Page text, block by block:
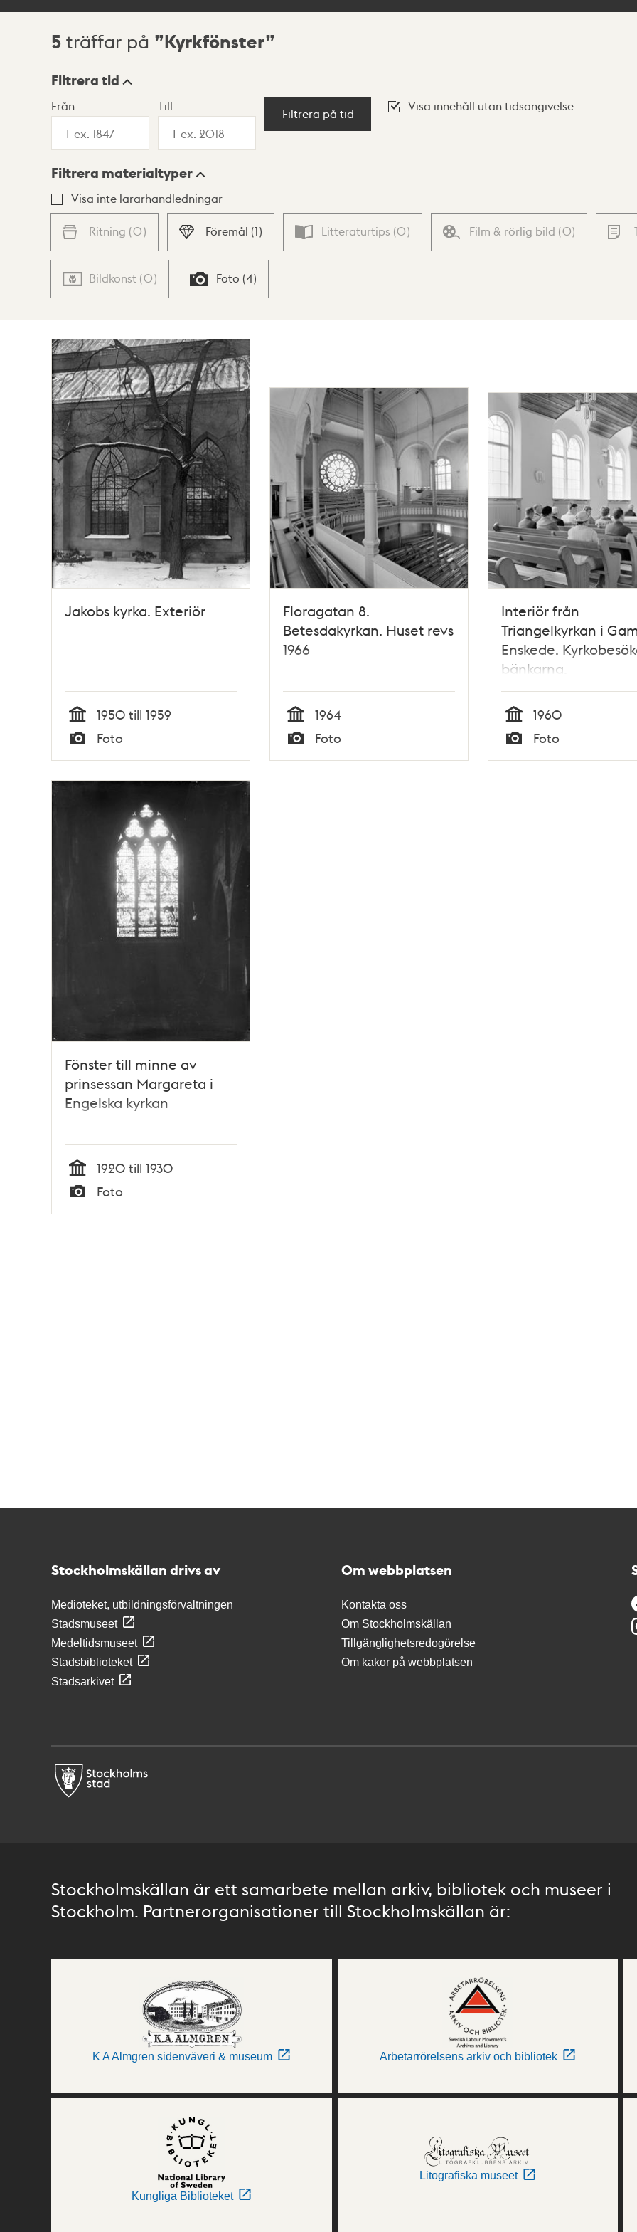
Sökresultat
5 träffar på Kyrkfönster
Visningsläge
Lista Karta
Filtrera tid
Från Till
Filtrera på tid
Visa innehåll utan tidsangivelse
Filtrera materialtyper
Visa inte lärarhandledningar
Ritning (0) Föremål (1) Litteraturtips (0) Film & rörlig bild (0)
Bildkonst (0) Foto (4)
Jakobs kyrka. Exteriör
Tid
1950 till 1959
Typ
Foto
Floragatan 8.
Betesdakyrkan. Huset revs
1966
Tid
1964
Typ
Foto
Interiör från
Triangelkyrkan i
Enskede.
bänkarna.
Tid
1960
Typ
Foto
Fönster till minne av
prinsessan Margareta i
Engelska kyrkan
Tid
1920 till 1930
Typ
Foto
Stockholmskällan drivs av
Medioteket, utbildningsförvaltningen
Stadsmuseet
Medeltidsmuseet
Stadsbiblioteket
Stadsarkivet
Om webbplatsen
Kontakta oss
Om Stockholmskällan
Tillgänglighetsredogörelse
Om kakor på webbplatsen
Stockholmskällan är ett samarbete mellan arkiv, bibliotek och museer i
Stockholm. Partnerorganisationer till Stockholmskällan är:
K A Almgren sidenväveri & museum Arbetarrörelsens arkiv och bibliotek
Kungliga Biblioteket
Litografiska museet